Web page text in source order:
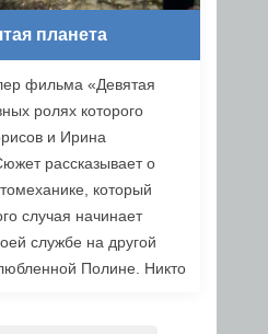
планета
фильма «Девятая
ролях которого
и Ирина
рассказывает о
который
случая начинает
службе на другой
Полине. Никто